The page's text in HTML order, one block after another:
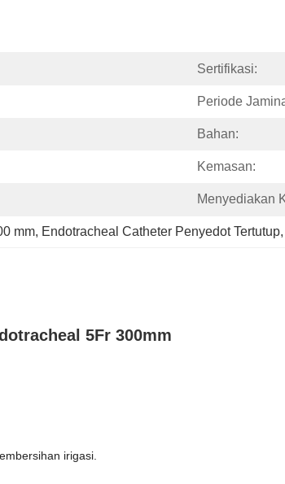
Sertifikasi:
Periode
Bahan:
Kemasan:
Menyediakan
mm, Endotracheal Catheter Penyedot Tertutup,
5Fr 300mm
irigasi.